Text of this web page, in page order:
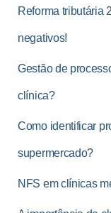
Reforma tributária
negativos!
Gestão de
clínica?
Como identificar
supermercado?
NFS em clínicas